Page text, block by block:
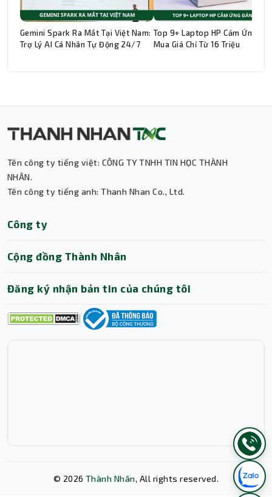
Gemini Spark Ra Mắt Tại Việt Nam:
Trợ Lý AI Cá Nhân Tự Động 24/7
Top 9+ Laptop HP Cảm Ứng
Mua Giá Chỉ Từ 16 Triệu
Tên công ty tiếng việt: CÔNG TY TNHH TIN HỌC THÀNH
NHÂN.
Tên công ty tiếng anh: Thanh Nhan Co., Ltd.
Công ty
Cộng đồng Thành Nhân
Đăng ký nhận bản tin của chúng tôi
© 2026 Thành Nhân, All rights reserved.
Trợ lý AI • Phản hồi tức thì